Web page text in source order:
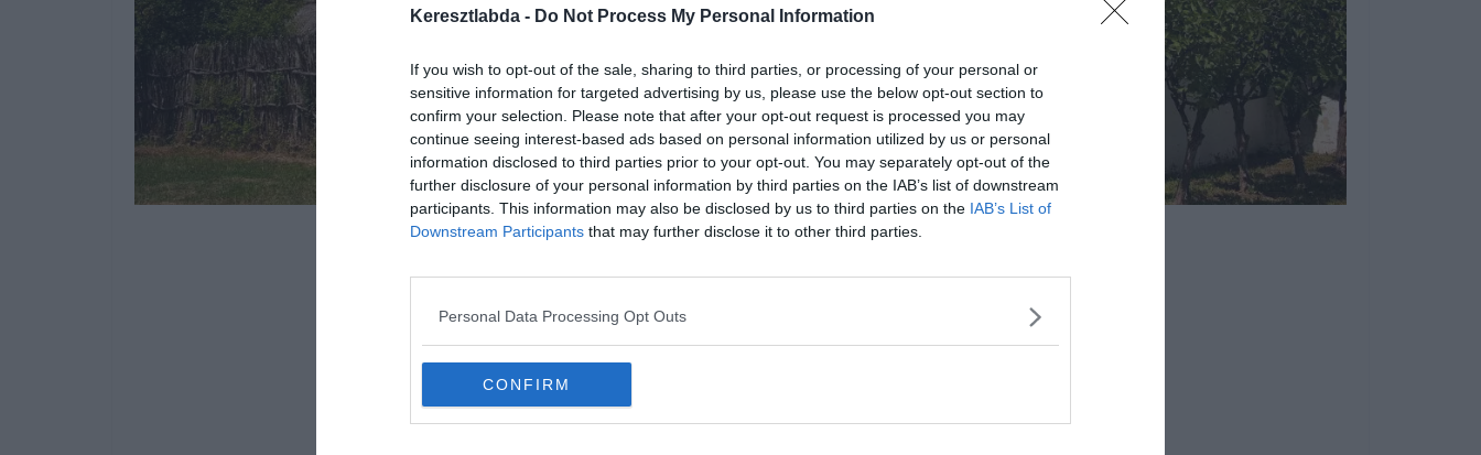
Keresztlabda - Do Not Process My Personal Information
If you wish to opt-out of the sale, sharing to third parties, or processing of your personal or
sensitive information for targeted advertising by us, please use the below opt-out section to
confirm your selection. Please note that after your opt-out request is processed you may
continue seeing interest-based ads based on personal information utilized by us or personal
information disclosed to third parties prior to your opt-out. You may separately opt-out of the
further disclosure of your personal information by third parties on the IAB’s list of downstream
participants. This information may also be disclosed by us to third parties on the IAB’s List of
Downstream Participants that may further disclose it to other third parties.
Personal Data Processing Opt Outs
CONFIRM
Hirdetés